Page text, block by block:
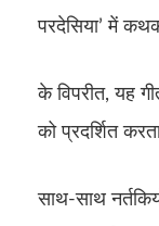
परदेसिया’ में
के विपरीत, यह
को प्रदर्शित
साथ-साथ